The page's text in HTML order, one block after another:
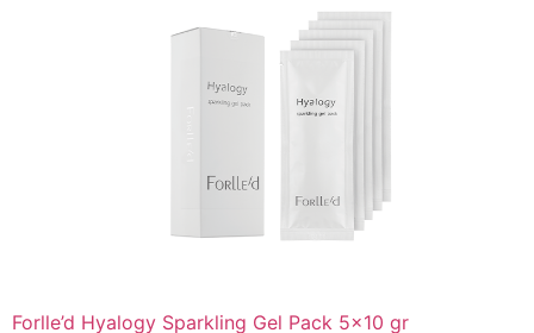
Forlle’d Hyalogy Sparkling Gel Pack 5×10 gr